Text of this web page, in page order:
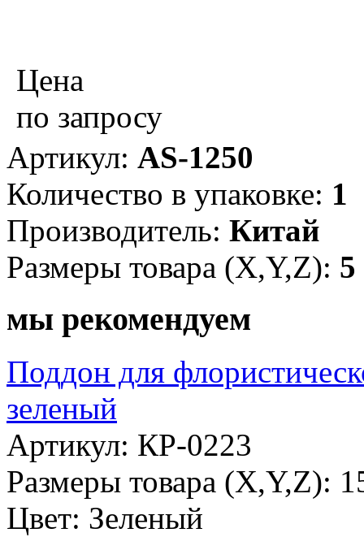
Цена
по запросу
Артикул: AS-1250
Количество в упаковке: 1
Производитель: Китай
Размеры товара (X,Y,Z): 5
мы рекомендуем
Поддон для
зеленый
Артикул: КР-0223
Размеры товара (X,Y,Z):
Цвет: Зеленый